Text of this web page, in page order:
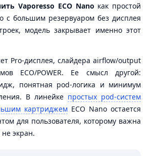
Vaporesso ECO Nano как простой
с большим резервуаром без дисплея
модель закрывает именно этот
Pro-дисплея, слайдера airflow/output
ECO/POWER. Ее смысл другой:
понятная pod-логика и минимум
В линейке простых pod-систем
картриджем ECO Nano остается
для пользователя, которому важна
экран.